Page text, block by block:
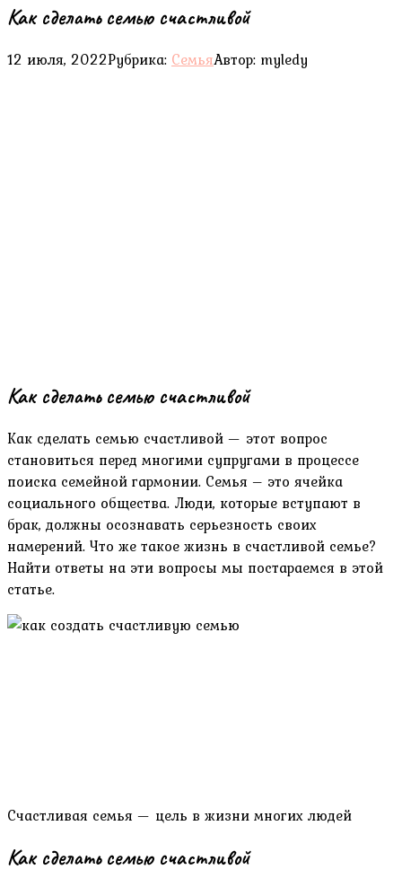
Как сделать семью счастливой
12 июля, 2022Рубрика: СемьяАвтор: myledy
Как сделать семью счастливой
Как сделать семью счастливой — этот вопрос
становиться перед многими супругами в процессе
поиска семейной гармонии. Семья – это ячейка
социального общества. Люди, которые вступают в
брак, должны осознавать серьезность своих
намерений. Что же такое жизнь в счастливой семье?
Найти ответы на эти вопросы мы постараемся в этой
статье.
Счастливая семья — цель в жизни многих людей
Как сделать семью счастливой